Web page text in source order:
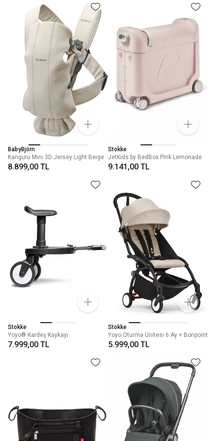
BabyBjörn
Kanguru Mını 3D Jersey Lıght Beıge
8.899,00 TL
Stokke
JetKids by BedBox Pink Lemonade
9.141,00 TL
Stokke
Yoyo® Kardeş Kaykayı
7.999,00 TL
Stokke
Yoyo Oturma Ünitesi 6 Ay + Bonpoint
5.999,00 TL